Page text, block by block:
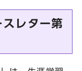
レター第